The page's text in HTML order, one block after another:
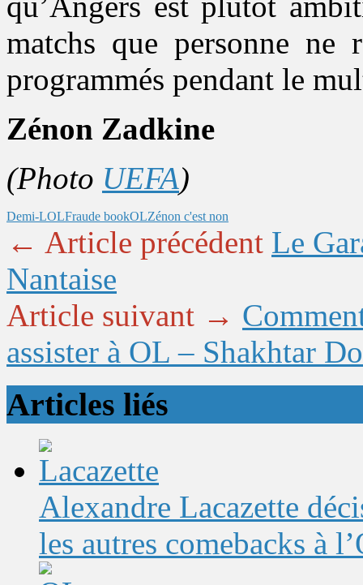
matchs que personne ne
programmés pendant le
Zénon Zadkine
(Photo UEFA)
Demi-LOLFraude bookOLZénon c'est non
← Article précédent Le
Nantaise
Article suivant →
assister à OL – Shakhtar
Articles liés
Alexandre Lacazette
les autres comebacks à